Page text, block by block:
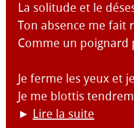
La solitude et le
Ton absence me fait
Comme un poignard
Je ferme les yeux et
Je me blottis
► Lire la suite